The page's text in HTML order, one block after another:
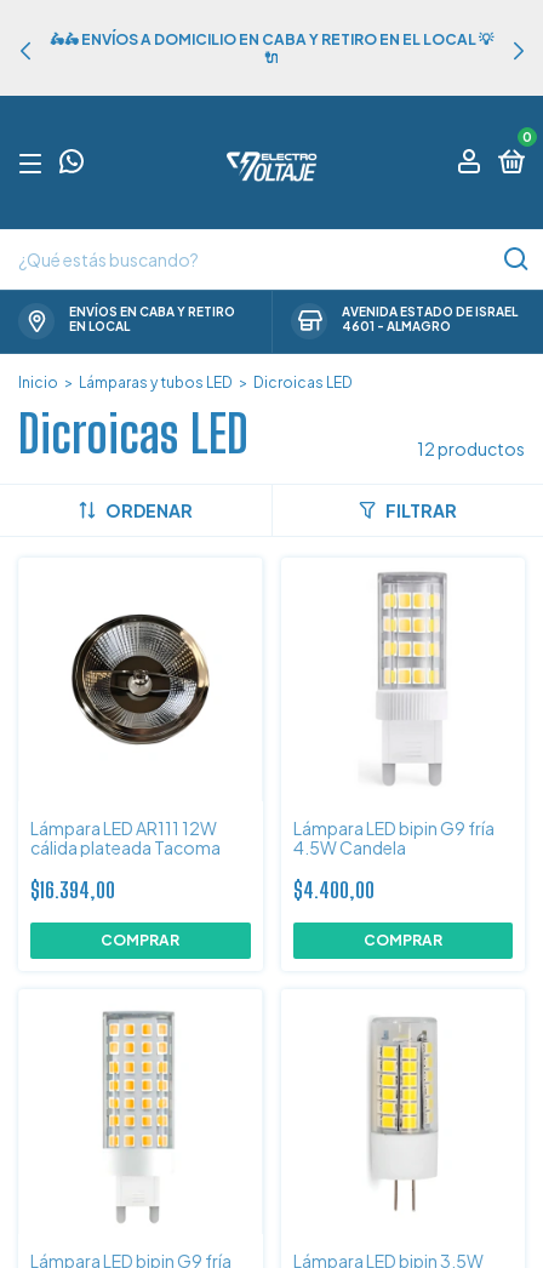
🛵🛵 ENVÍOS A DOMICILIO EN CABA Y RETIRO EN EL LOCAL 💡
🔌
0
ENVÍOS EN CABA Y RETIRO
EN LOCAL
AVENIDA ESTADO DE ISRAEL
4601 - ALMAGRO
Inicio > Lámparas y tubos LED > Dicroicas LED
Dicroicas LED 12 productos
ORDENAR FILTRAR
Lámpara LED AR111 12W
cálida plateada Tacoma
$16.394,00
Lámpara LED bipin G9 fría
4.5W Candela
$4.400,00
Lámpara LED bipin G9 fría
Lámpara LED bipin 3.5W